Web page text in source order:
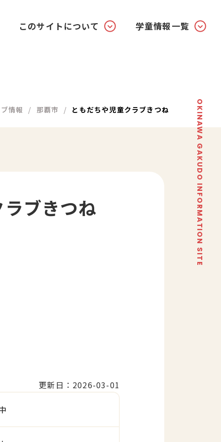
このサイトについて 学童情報一覧
OKINAWA GAKUDO INFORMATION SITE
情報 那覇市 ともだちや児童クラブきつね
ブきつね
更新日：2026-03-01